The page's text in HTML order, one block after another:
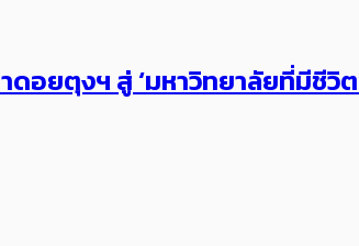
อยตุงฯ สู่ ‘มหาวิทยาลัยที่มีชี